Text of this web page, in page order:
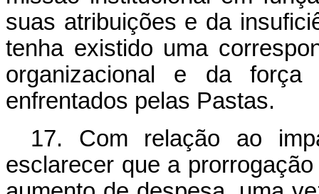
suas atribuições e da
tenha existido uma
organizacional e da
enfrentados pelas Pastas.
17. Com relação ao
esclarecer que a